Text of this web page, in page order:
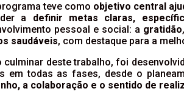
teve como objetivo central
a definir metas claras,
pessoal e social: a gratidão
saudáveis, com destaque para a
culminar deste trabalho, foi
em todas as fases, desde o
a colaboração e o sentido de